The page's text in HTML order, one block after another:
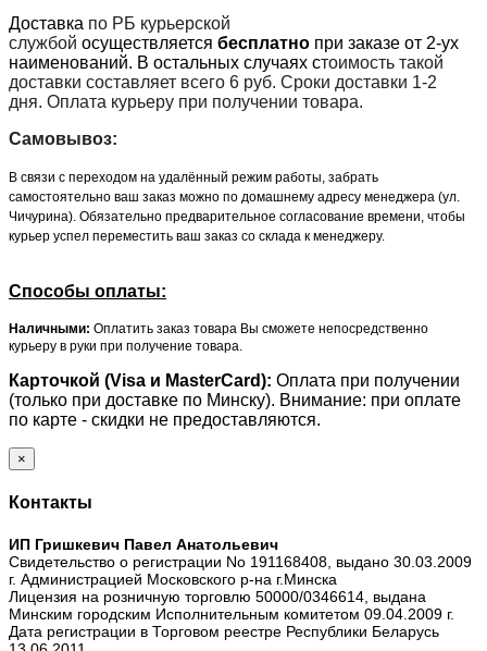
Доставка по РБ курьерской
службой осуществляется бесплатно при заказе от 2-ух
наименований. В остальных случаях стоимость такой
доставки составляет всего 6 руб. Сроки доставки 1-2
дня. Оплата курьеру при получении товара.
Самовывоз:
В связи с переходом на удалённый режим работы, забрать
самостоятельно ваш заказ можно по домашнему адресу менеджера (ул.
Чичурина). Обязательно предварительное согласование времени, чтобы
курьер успел переместить ваш заказ со склада к менеджеру.
Способы оплаты:
Наличными: Оплатить заказ товара Вы сможете непосредственно
курьеру в руки при получение товара.
Карточкой (Visa и MasterCard): Оплата при получении
(только при доставке по Минску). Внимание: при оплате
по карте - скидки не предоставляются.
×
Контакты
ИП Гришкевич Павел Анатольевич
Свидетельство о регистрации No 191168408, выдано 30.03.2009
г. Администрацией Московского р-на г.Минска
Лицензия на розничную торговлю 50000/0346614, выдана
Минским городским Исполнительным комитетом 09.04.2009 г.
Дата регистрации в Торговом реестре Республики Беларусь